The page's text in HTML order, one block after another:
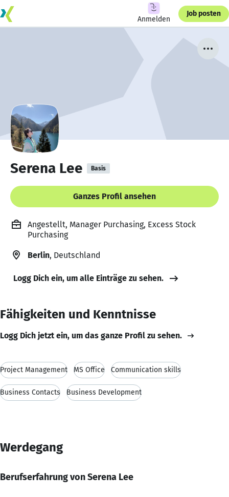
Anmelden
Job posten
Serena Lee Basis
Ganzes Profil ansehen
Angestellt, Manager Purchasing, Excess Stock
Purchasing
Berlin, Deutschland
Logg Dich ein, um alle Einträge zu sehen.
Fähigkeiten und Kenntnisse
Logg Dich jetzt ein, um das ganze Profil zu sehen.
Project Management MS Office Communication skills
Business Contacts Business Development
Werdegang
Berufserfahrung von Serena Lee